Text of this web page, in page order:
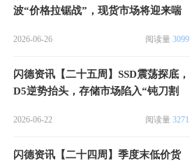
波“价格拉锯战”，现货市场将迎来喘
2026-06-26 阅读量 3099
闪德资讯【二十五周】SSD震荡探底，
D5逆势抬头，存储市场陷入“钝刀割
2026-06-22 阅读量 3271
闪德资讯【二十四周】季度末低价货